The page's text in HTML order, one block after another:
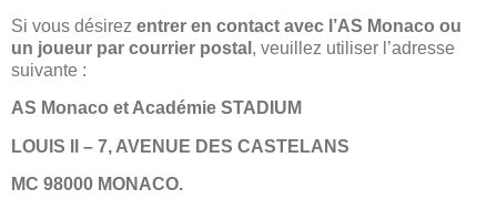
Si vous désirez entrer en contact avec l’AS Monaco ou
un joueur par courrier postal , veuillez utiliser l’adresse
suivante :
AS Monaco et Académie STADIUM
LOUIS II – 7, AVENUE DES CASTELANS
MC 98000 MONACO.